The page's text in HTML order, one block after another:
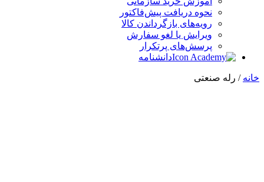
نحوه دریافت پیش‌فاکتور
رویه‌های بازگرداندن کالا
ویرایش یا لغو سفارش
پرسش‌های پرتکرار
دانشنامه
خانه / رله صنعتی